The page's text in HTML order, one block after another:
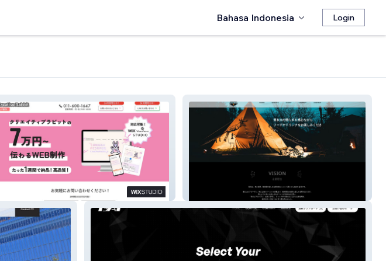
Bahasa Indonesia Login
クリエイティブラビット（LP）